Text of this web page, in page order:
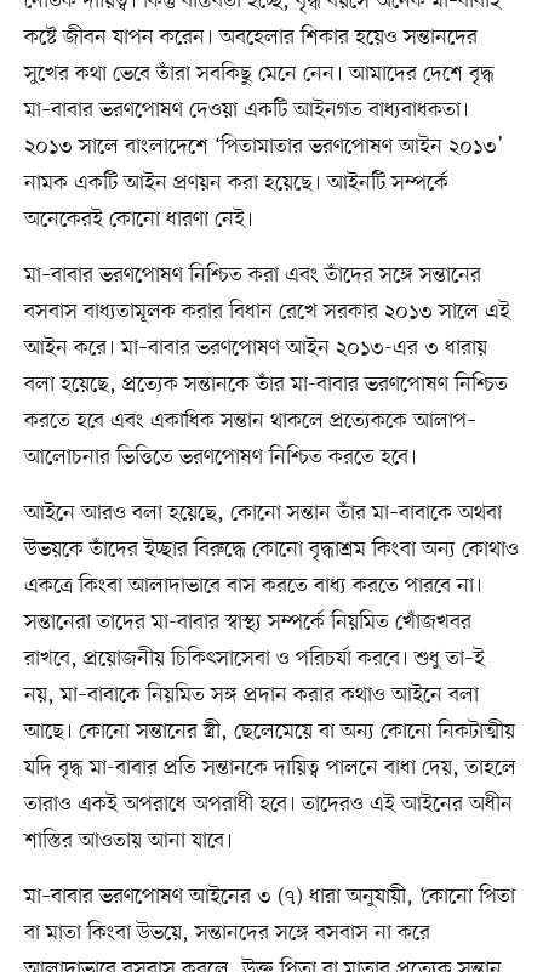
কষ্টে জীবন যাপন করেন। অবহেলার শিকার হয়েও সন্তানদের
সুখের কথা ভেবে তাঁরা সবকিছু মেনে নেন। আমাদের দেশে বৃদ্ধ
মা–বাবার ভরণপোষণ দেওয়া একটি আইনগত বাধ্যবাধকতা।
২০১৩ সালে বাংলাদেশে ‘পিতামাতার ভরণপোষণ আইন ২০১৩’
নামক একটি আইন প্রণয়ন করা হয়েছে। আইনটি সম্পর্কে
অনেকেরই কোনো ধারণা নেই।
মা–বাবার ভরণপোষণ নিশ্চিত করা এবং তাঁদের সঙ্গে সন্তানের
বসবাস বাধ্যতামূলক করার বিধান রেখে সরকার ২০১৩ সালে এই
আইন করে। মা–বাবার ভরণপোষণ আইন ২০১৩-এর ৩ ধারায়
বলা হয়েছে, প্রত্যেক সন্তানকে তাঁর মা-বাবার ভরণপোষণ নিশ্চিত
করতে হবে এবং একাধিক সন্তান থাকলে প্রত্যেককে আলাপ–
আলোচনার ভিত্তিতে ভরণপোষণ নিশ্চিত করতে হবে।
আইনে আরও বলা হয়েছে, কোনো সন্তান তাঁর মা–বাবাকে অথবা
উভয়কে তাঁদের ইচ্ছার বিরুদ্ধে কোনো বৃদ্ধাশ্রম কিংবা অন্য কোথাও
একত্রে কিংবা আলাদাভাবে বাস করতে বাধ্য করতে পারবে না।
সন্তানেরা তাদের মা-বাবার স্বাস্থ্য সম্পর্কে নিয়মিত খোঁজখবর
রাখবে, প্রয়োজনীয় চিকিৎসাসেবা ও পরিচর্যা করবে। শুধু তা–ই
নয়, মা–বাবাকে নিয়মিত সঙ্গ প্রদান করার কথাও আইনে বলা
আছে। কোনো সন্তানের স্ত্রী, ছেলেমেয়ে বা অন্য কোনো নিকটাত্মীয়
যদি বৃদ্ধ মা-বাবার প্রতি সন্তানকে দায়িত্ব পালনে বাধা দেয়, তাহলে
তারাও একই অপরাধে অপরাধী হবে। তাদেরও এই আইনের অধীন
শাস্তির আওতায় আনা যাবে।
মা–বাবার ভরণপোষণ আইনের ৩ (৭) ধারা অনুযায়ী, ‘কোনো পিতা
বা মাতা কিংবা উভয়ে, সন্তানদের সঙ্গে বসবাস না করে